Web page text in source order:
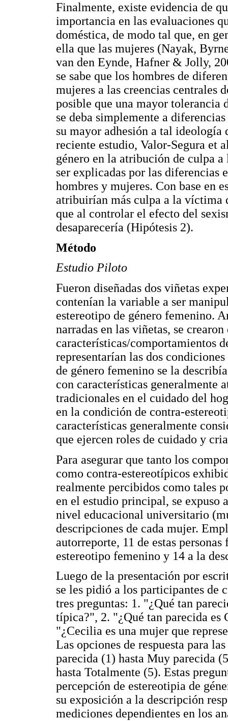
Finalmente, existe evidencia de
importancia en las evaluaciones
doméstica, de modo tal que, en
ella que las mujeres (Nayak,
van den Eynde, Hafner & Jolly,
se sabe que los hombres de
mujeres a las creencias centrales
posible que una mayor tolerancia
se deba simplemente a
su mayor adhesión a tal ideología
reciente estudio, Valor-Segura et
género en la atribución de culpa
ser explicadas por las diferencias
hombres y mujeres. Con base en
atribuirían más culpa a la víctima
que al controlar el efecto del
desaparecería (Hipótesis 2).
Método
Estudio Piloto
Fueron diseñadas dos viñetas
contenían la variable a ser
estereotipo de género femenino.
narradas en las viñetas, se
características/comportamientos
representarían las dos
de género femenino se la
con características generalmente
tradicionales en el cuidado del
en la condición de contra-
características generalmente
que ejercen roles de cuidado y
Para asegurar que tanto los
como contra-estereotípicos
realmente percibidos como tales
en el estudio principal, se expuso
nivel educacional universitario
descripciones de cada mujer.
autorreporte, 11 de estas
estereotipo femenino y 14 a la
Luego de la presentación por
se les pidió a los participantes de
tres preguntas: 1. "¿Qué tan
típica?", 2. "¿Qué tan parecida
"¿Cecilia es una mujer que
Las opciones de respuesta para
parecida (1) hasta Muy parecida
hasta Totalmente (5). Estas
percepción de estereotipia de
su exposición a la descripción
mediciones dependientes en los